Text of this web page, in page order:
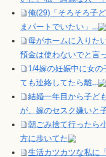
俺(29)「そろそろ子
まパートでいたい」...
母がホームに入りた
預金は使わないでと言
1/4嫁の妊娠中に女
ても連絡してたら離...
結婚一年目から子ど
が、嫁のセスク嫌いと
朝ごみ捨て行ったら
方に歩いてた
生活カツカツな私に